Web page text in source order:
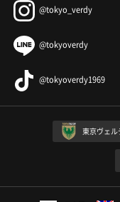
@tokyo_verdy
@tokyoverdy
@tokyoverdy1969
東京ヴェ